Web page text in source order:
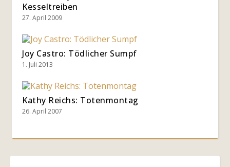
Kesseltreiben
27. April 2009
Joy Castro: Tödlicher Sumpf
1. Juli 2013
Kathy Reichs: Totenmontag
26. April 2007